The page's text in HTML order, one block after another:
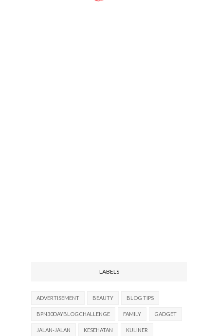
LABELS
ADVERTISEMENT BEAUTY BLOG TIPS
BPN30DAYBLOGCHALLENGE FAMILY GADGET
JALAN-JALAN KESEHATAN KULINER